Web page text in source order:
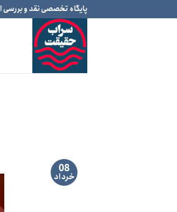
to
پایگاه تخصصی نقد و بررسی
08
خرداد